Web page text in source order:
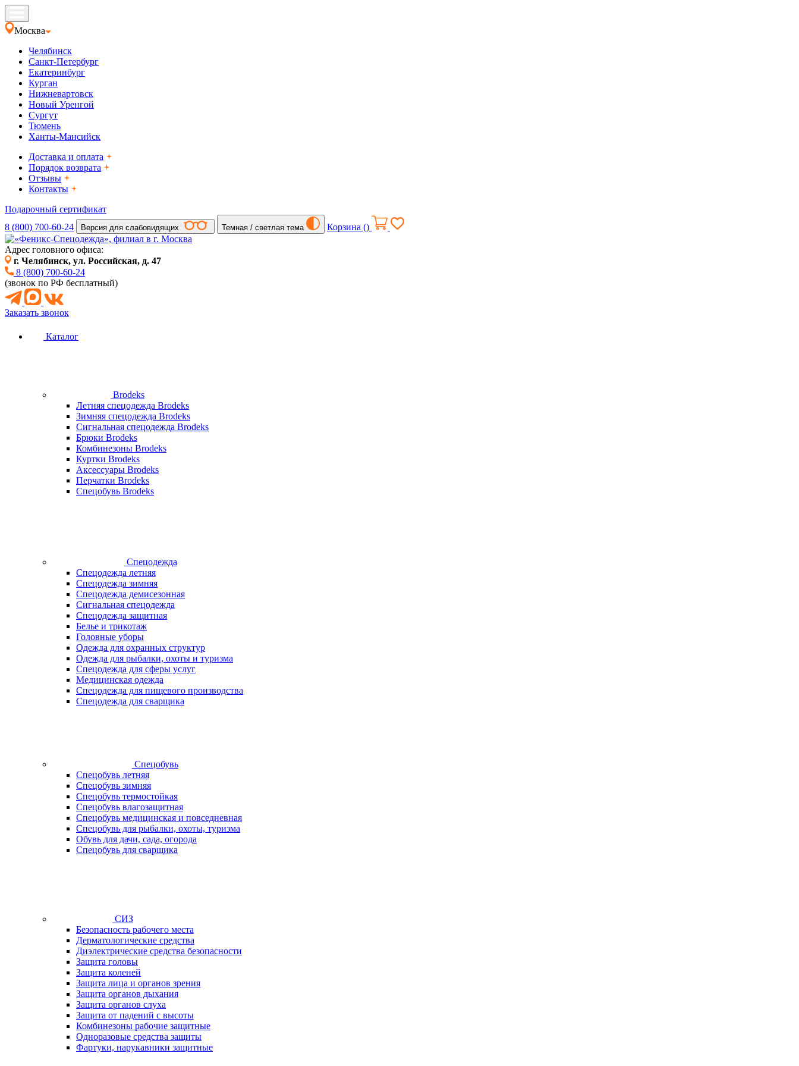
Москва
Челябинск
Санкт-Петербург
Екатеринбург
Курган
Нижневартовск
Новый Уренгой
Сургут
Тюмень
Ханты-Мансийск
Доставка и оплата
Порядок возврата
Отзывы
Контакты
Подарочный сертификат
8 (800) 700-60-24
Версия для слабовидящих Темная / светлая тема Корзина ()
Адрес головного офиса:
г. Челябинск, ул. Российская, д. 47
8 (800) 700-60-24
(звонок по РФ бесплатный)
Заказать звонок
Каталог
Brodeks
Летняя спецодежда Brodeks
Зимняя спецодежда Brodeks
Сигнальная спецодежда Brodeks
Брюки Brodeks
Комбинезоны Brodeks
Куртки Brodeks
Аксессуары Brodeks
Перчатки Brodeks
Спецобувь Brodeks
Спецодежда
Спецодежда летняя
Спецодежда зимняя
Спецодежда демисезонная
Сигнальная спецодежда
Спецодежда защитная
Белье и трикотаж
Головные уборы
Одежда для охранных структур
Одежда для рыбалки, охоты и туризма
Спецодежда для сферы услуг
Медицинская одежда
Спецодежда для пищевого производства
Спецодежда для сварщика
Спецобувь
Спецобувь летняя
Спецобувь зимняя
Спецобувь термостойкая
Спецобувь влагозащитная
Спецобувь медицинская и повседневная
Спецобувь для рыбалки, охоты, туризма
Обувь для дачи, сада, огорода
Спецобувь для сварщика
СИЗ
Безопасность рабочего места
Дерматологические средства
Диэлектрические средства безопасности
Защита головы
Защита коленей
Защита лица и органов зрения
Защита органов дыхания
Защита органов слуха
Защита от падений с высоты
Комбинезоны рабочие защитные
Одноразовые средства защиты
Фартуки, нарукавники защитные